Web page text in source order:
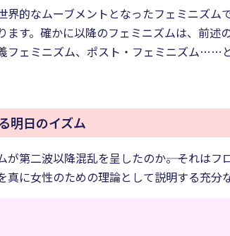
界的なムーブメントとなったフェミニズ
ます。確かに以降のフェミニズムは、前
フェミニズム、ポスト・フェミニズム……
明日のイズム
第二波以降混乱を呈したのか――。それは
真に女性のための理論として説明する充分